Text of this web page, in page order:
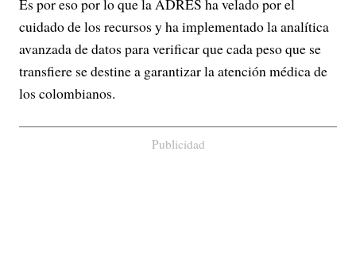
Es por eso por lo que la ADRES ha velado por el
cuidado de los recursos y ha implementado la analítica
avanzada de datos para verificar que cada peso que se
transfiere se destine a garantizar la atención médica de
los colombianos.
Publicidad